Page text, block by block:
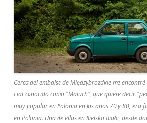
Cerca del embalse de Międzybrozdkie me
Fiat conocido como "Maluch", que quiere decir
muy popular en Polonia en los años 70 y 80, era
en Polonia. Una de ellas en Bielsko Biała, desde